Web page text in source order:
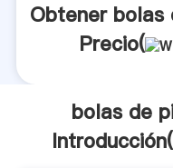
Obtener bolas
Precio(
bolas de
Introducción(